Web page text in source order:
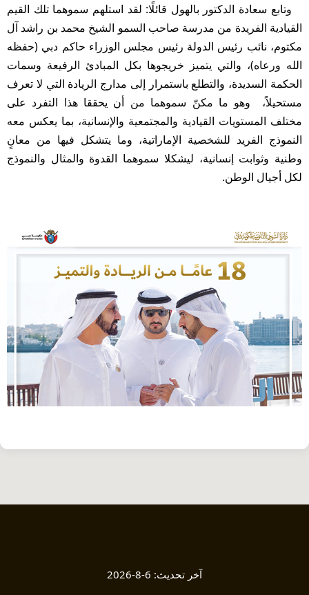
وتابع سعادة الدكتور بالهول قائلًا: لقد استلهم سموهما تلك القيم
القيادية الفريدة من مدرسة صاحب السمو الشيخ محمد بن راشد آل
مكتوم، نائب رئيس الدولة رئيس مجلس الوزراء حاكم دبي (حفظه
الله ورعاه)، والتي يتميز خريجوها بكل المبادئ الرفيعة وسمات
الحكمة السديدة، والتطلع باستمرار إلى مدارج الريادة التي لا تعرف
مستحيلاً، وهو ما مكنّ سموهما من أن يحققا هذا التفرد على
مختلف المستويات القيادية والمجتمعية والإنسانية، بما يعكس معه
النموذج الفريد للشخصية الإماراتية، وما يتشكل فيها من معانٍ
وطنية وثوابت إنسانية، ليشكلا سموهما القدوة والمثال والنموذج
لكل أجيال الوطن.​
آخر تحديث: 6-8-2026